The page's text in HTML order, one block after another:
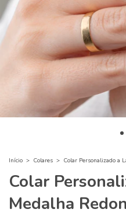
Início > Colares > Colar Personalizado a
Colar
Medalha